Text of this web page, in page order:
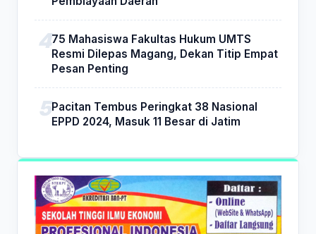
75 Mahasiswa Fakultas Hukum UMTS
Resmi Dilepas Magang, Dekan Titip Empat
Pesan Penting
Pacitan Tembus Peringkat 38 Nasional
EPPD 2024, Masuk 11 Besar di Jatim